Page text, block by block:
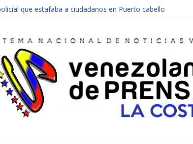
que estafaba a ciudadanos en Puerto cabello
abandonado de Chichiriviche
entre Colombia y Margarita el 27 de junio